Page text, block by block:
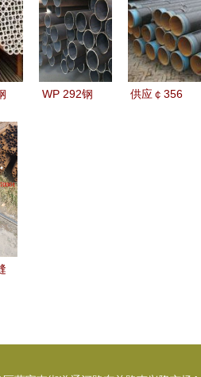
绿色低碳加
速行业迭代
活
WP 292钢
供应￠356